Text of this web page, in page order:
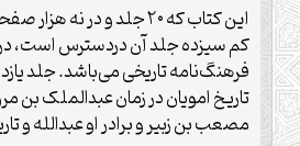
این کتاب که ۲۰ جلد و در
کم سیزده جلد آن دردسترس است،
فرهنگ‌نامه تاریخی می‌باشد. جلد
تاریخ امویان در زمان عبدالملک بن
مصعب بن زبیر و برادر او عبدالله و